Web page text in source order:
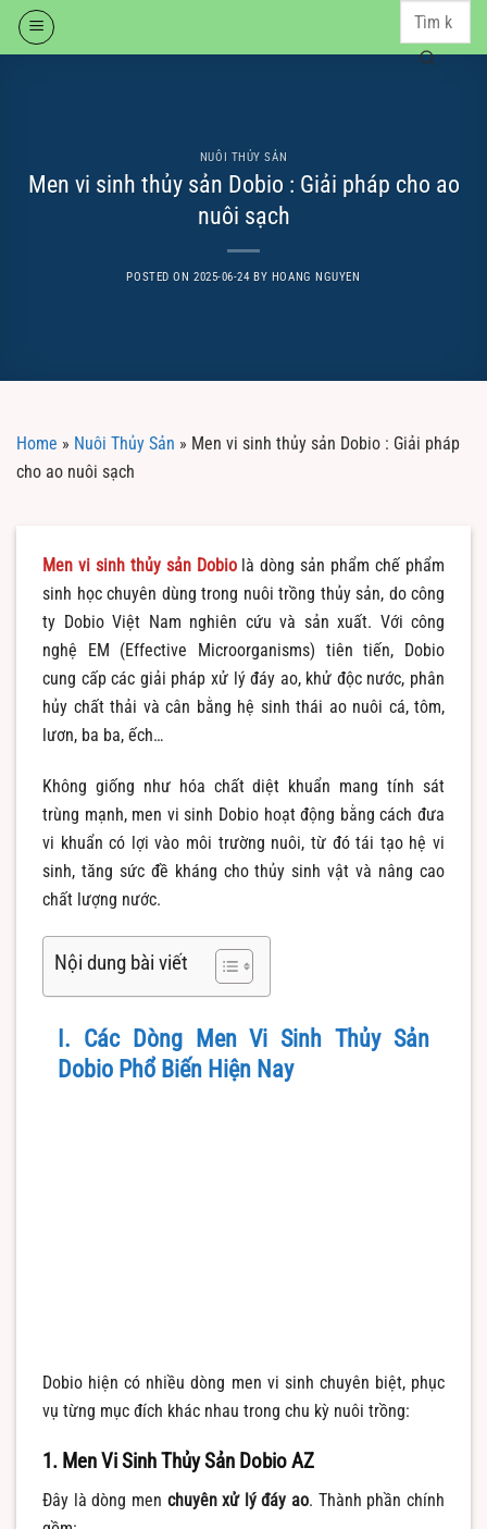
Skip
NUÔI THỦY SẢN
Men vi sinh thủy sản Dobio : Giải pháp cho ao
nuôi sạch
POSTED ON 2025-06-24 BY HOANG NGUYEN
Home » Nuôi Thủy Sản » Men vi sinh thủy sản Dobio : Giải pháp
cho ao nuôi sạch
Men vi sinh thủy sản Dobiolà dòng sản phẩm chế phẩm
sinh học chuyên dùng trong nuôi trồng thủy sản, do công
ty Dobio Việt Nam nghiên cứu và sản xuất. Với công
nghệ EM (Effective Microorganisms) tiên tiến, Dobio
cung cấp các giải pháp xử lý đáy ao, khử độc nước, phân
hủy chất thải và cân bằng hệ sinh thái ao nuôi cá, tôm,
lươn, ba ba, ếch…
Không giống như hóa chất diệt khuẩn mang tính sát
trùng mạnh, men vi sinh Dobio hoạt động bằng cách đưa
vi khuẩn có lợi vào môi trường nuôi, từ đó tái tạo hệ vi
sinh, tăng sức đề kháng cho thủy sinh vật và nâng cao
chất lượng nước.
Nội dung bài viết
I. Các Dòng Men Vi Sinh Thủy Sản
Dobio Phổ Biến Hiện Nay
Dobio hiện có nhiều dòng men vi sinh chuyên biệt, phục
vụ từng mục đích khác nhau trong chu kỳ nuôi trồng:
1. Men Vi Sinh Thủy Sản Dobio AZ
Đây là dòng men chuyên xử lý đáy ao. Thành phần chính